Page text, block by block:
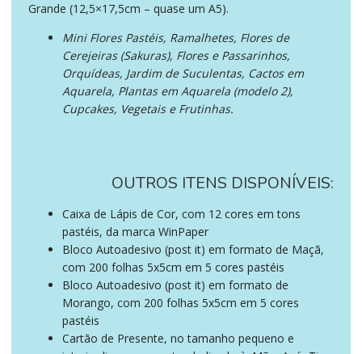
Grande (12,5×17,5cm – quase um A5).
Mini Flores Pastéis, Ramalhetes, Flores de
Cerejeiras (Sakuras), Flores e Passarinhos,
Orquídeas, Jardim de Suculentas, Cactos em
Aquarela, Plantas em Aquarela (modelo 2),
Cupcakes, Vegetais e Frutinhas.
OUTROS ITENS DISPONÍVEIS:
Caixa de Lápis de Cor, com 12 cores em tons
pastéis, da marca WinPaper
Bloco Autoadesivo (post it) em formato de Maçã,
com 200 folhas 5x5cm em 5 cores pastéis
Bloco Autoadesivo (post it) em formato de
Morango, com 200 folhas 5x5cm em 5 cores
pastéis
Cartão de Presente, no tamanho pequeno e